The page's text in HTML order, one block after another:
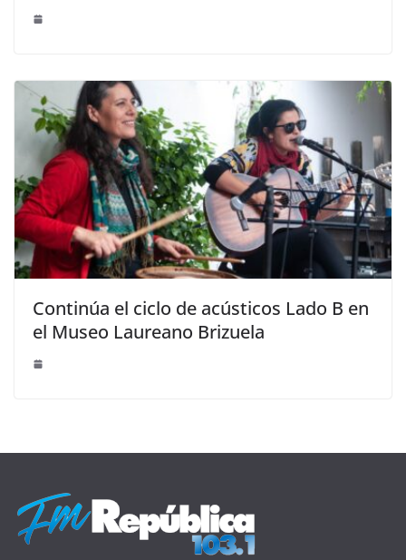
Continúa el ciclo de acústicos Lado B en
el Museo Laureano Brizuela